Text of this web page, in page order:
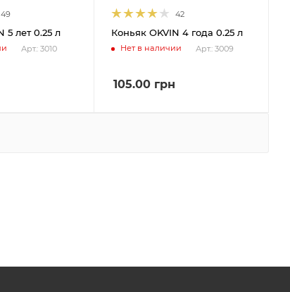
49
5 лет 0.25 л
Арт.: 3010
42
Коньяк OKVIN 4 года 0.25 л
Нет в наличии Арт.: 3009
105.00грн